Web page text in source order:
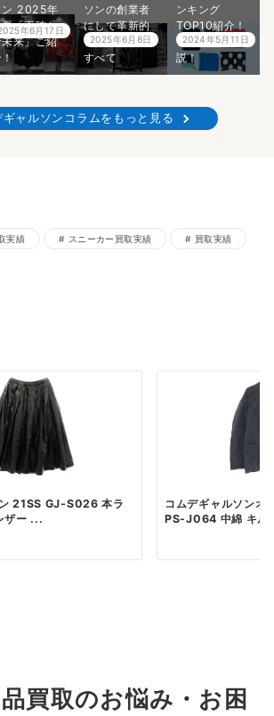
ン 2025年
夏「不確か
未来」ご紹
年6月17日
ソンの創業者
にして革新的
デザイナーの
すべて
2025年6月8日
ンキング
TOP10紹介！
プロが5分で解
説！
2024年5月11日
ギャルソンコラムをもっと見る
実績 スニーカー買取実績 買取実績
21SS GJ-S026 本ラ
ザー ...
コムデギャルソン
PS-J064 中綿 キル
買取のお悩み・お困